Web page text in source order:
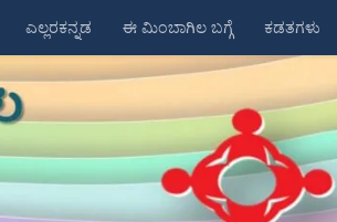
ಎಲ್ಲರಕನ್ನಡ ಈ ಮಿಂಬಾಗಿಲ ಬಗ್ಗೆ ಕಡತಗಳು